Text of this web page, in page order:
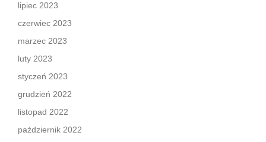
lipiec 2023
czerwiec 2023
marzec 2023
luty 2023
styczeń 2023
grudzień 2022
listopad 2022
październik 2022